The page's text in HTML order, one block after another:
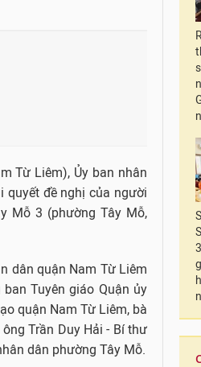
Từ Liêm), Ủy ban nhân
quyết đề nghị của người
Mỗ 3 (phường Tây Mỗ,
dân quận Nam Từ Liêm
Tuyên giáo Quận ủy
quận Nam Từ Liêm, bà
Trần Duy Hải - Bí thư
dân phường Tây Mỗ.